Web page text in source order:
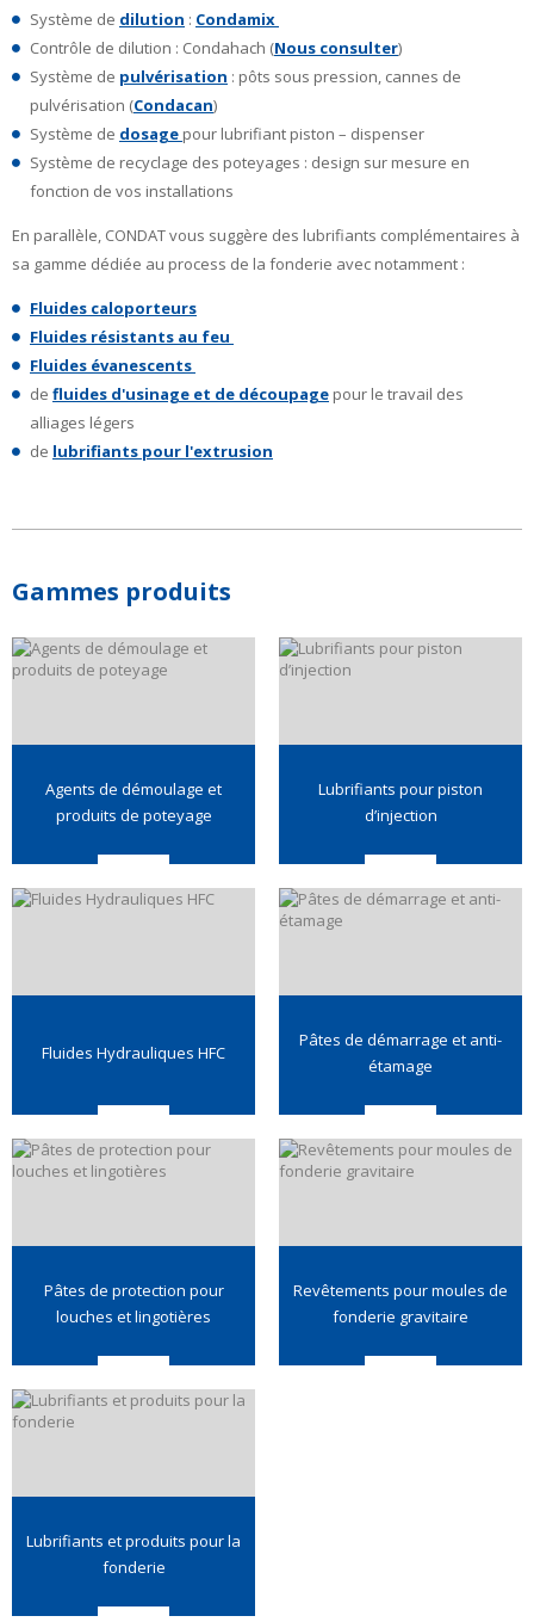
Système de dilution : Condamix
Contrôle de dilution : Condahach (Nous consulter)
Système de pulvérisation : pôts sous pression, cannes de
pulvérisation (Condacan)
Système de dosage pour lubrifiant piston – dispenser
Système de recyclage des poteyages : design sur mesure en
fonction de vos installations
En parallèle, CONDAT vous suggère des lubrifiants complémentaires à
sa gamme dédiée au process de la fonderie avec notamment :
Fluides caloporteurs
Fluides résistants au feu
Fluides évanescents
de fluides d'usinage et de découpage pour le travail des
alliages légers
de lubrifiants pour l'extrusion
Gammes produits
Agents de démoulage et
produits de poteyage
Lubrifiants pour piston
d’injection
Fluides Hydrauliques HFC
Pâtes de démarrage et anti-
étamage
Pâtes de protection pour
louches et lingotières
Revêtements pour moules de
fonderie gravitaire
Lubrifiants et produits pour la
fonderie